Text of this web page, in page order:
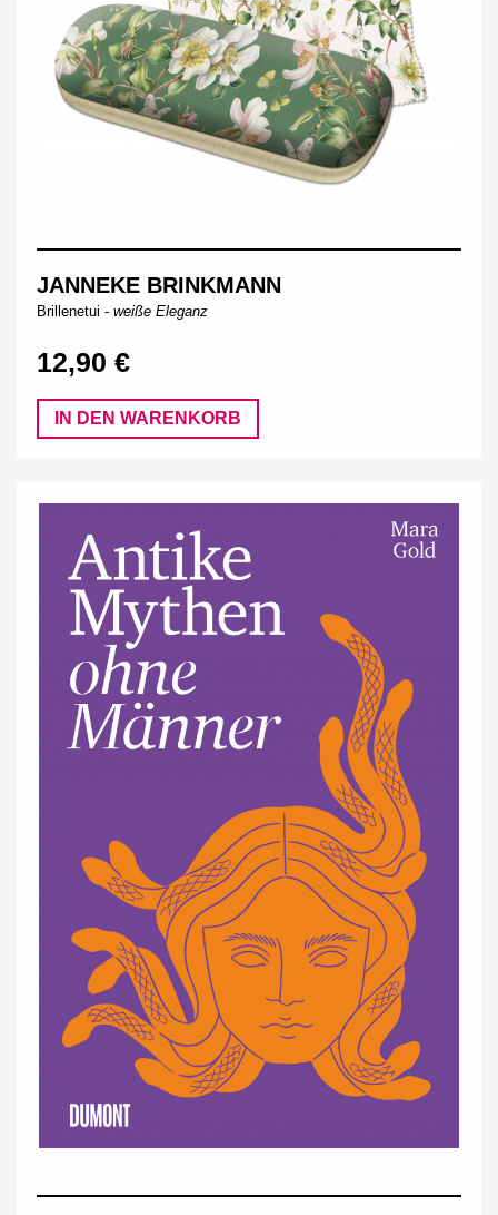
JANNEKE BRINKMANN
Brillenetui - weiße Eleganz
12,90 €
IN DEN WARENKORB